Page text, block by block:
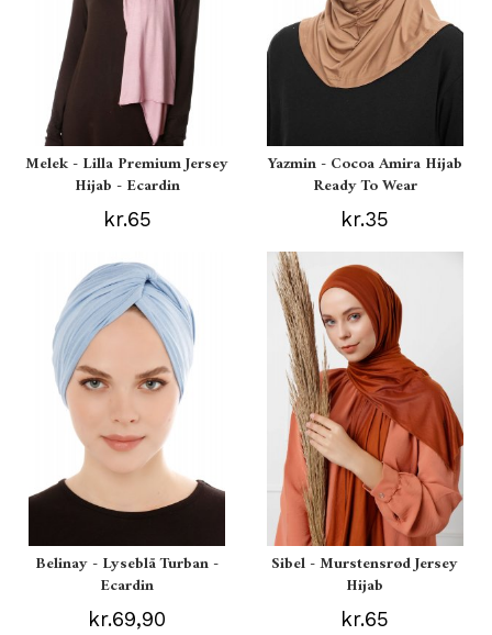
Melek - Lilla Premium Jersey
Hijab - Ecardin
kr.65
Yazmin - Cocoa Amira Hijab
Ready To Wear
kr.35
Belinay - Lyseblå Turban -
Ecardin
kr.69,90
Sibel - Murstensrød Jersey
Hijab
kr.65